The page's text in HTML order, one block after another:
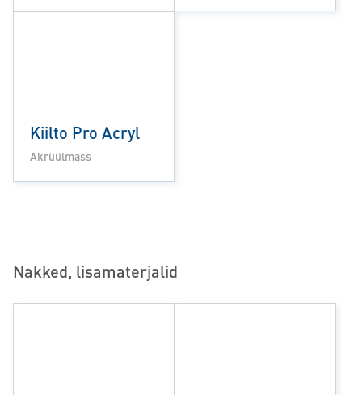
Kiilto Pro Acryl
Akrüülmass
Nakked, lisamaterjalid